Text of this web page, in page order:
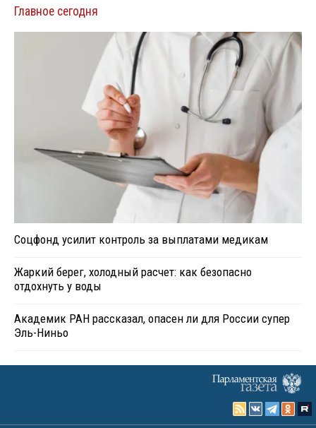
Главное сегодня
Соцфонд усилит контроль за выплатами медикам
Жаркий берег, холодный расчет: как безопасно
отдохнуть у воды
Академик РАН рассказал, опасен ли для России супер
Эль-Ниньо